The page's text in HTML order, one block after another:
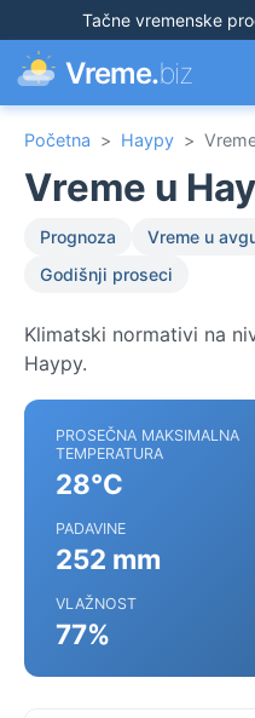
Tačne vremenske
Vreme.biz
Početna > Науру >
Vreme u
Prognoza Vreme u
Godišnji proseci
Klimatski normativi na
Науру.
PROSEČNA MAKSIMALNA
TEMPERATURA
28°C
PADAVINE
252 mm
VLAŽNOST
77%